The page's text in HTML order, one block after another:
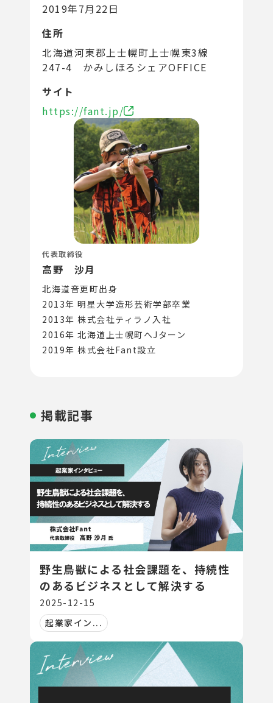
2019年7月22日
住所
北海道河東郡上士幌町上士幌東3線
247-4 かみしほろシェアOFFICE
サイト
https://fant.jp/
代表取締役
高野 沙月
北海道音更町出身
2013年 明星大学造形芸術学部卒業
2013年 株式会社ティラノ入社
2016年 北海道上士幌町へJターン
2019年 株式会社Fant設立
掲載記事
野生鳥獣による社会課題を、持続性
のあるビジネスとして解決する
2025-12-15
起業家イン...